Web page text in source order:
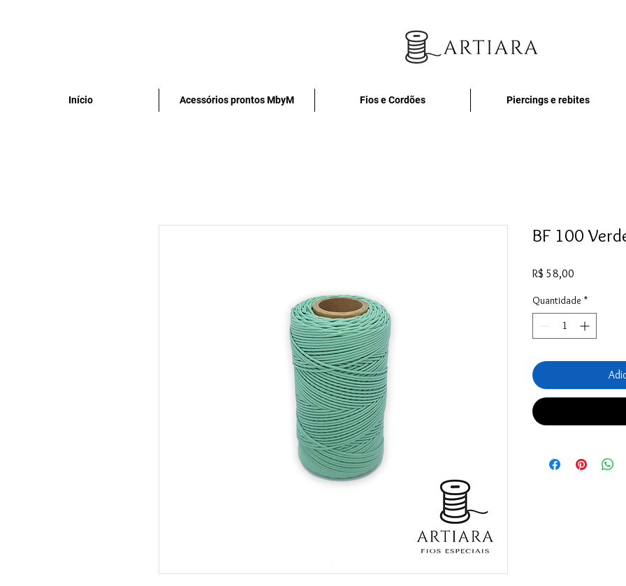
Início Acessórios prontos MbyM Fios e Cordões Piercings e rebites
BF 100
R$ 58,00
Quantidade *